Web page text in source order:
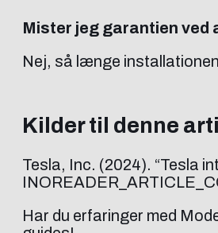
Mister jeg garantien
Nej, så længe
Kilder til denne
Tesla, Inc. (2024). “Tesla
Har du erfaringer med